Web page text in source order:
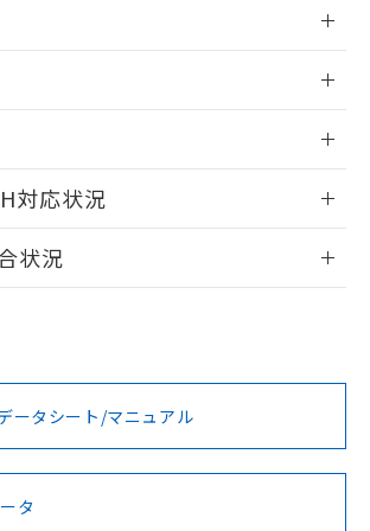
/入力インピーダンス特性
できます。
ログイン/会員登録
をご利用いただく前に、以下を必ずお読
条件
対応状況
事項・凡例
事項・凡例
状況
DNV型式承認
（ノルウェー
BV型式承認
（フランス
KR型式
（韓国
ータシート/マニュアル
タ
過去に遡って非含有を証明する
りません。
指令のフタル酸エステル類４
にて対応品への在庫切替を完了
とから、特段のことがない限
年1月12日より割愛しておりま